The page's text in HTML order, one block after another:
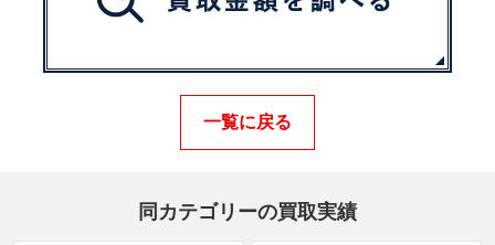
一覧に戻る
同カテゴリーの買取実績